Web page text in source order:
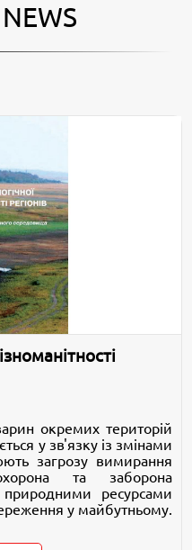
окремих територій
у зв'язку із змінами
загрозу вимирання
та заборона
ресурсами
у майбутньому.